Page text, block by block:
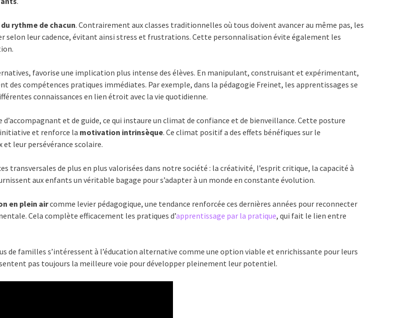
rythme de chacun. Contrairement aux classes traditionnelles où tous doivent avancer au même pas, les
leur cadence, évitant ainsi stress et frustrations. Cette personnalisation évite également les
favorise une implication plus intense des élèves. En manipulant, construisant et expérimentant,
compétences pratiques immédiates. Par exemple, dans la pédagogie Freinet, les apprentissages se
connaissances en lien étroit avec la vie quotidienne.
et de guide, ce qui instaure un climat de confiance et de bienveillance. Cette posture
et renforce la motivation intrinsèque. Ce climat positif a des effets bénéfiques sur le
leur persévérance scolaire.
transversales de plus en plus valorisées dans notre société : la créativité, l’esprit critique, la capacité à
aux enfants un véritable bagage pour s’adapter à un monde en constante évolution.
en plein aircomme levier pédagogique, une tendance renforcée ces dernières années pour reconnecter
Cela complète efficacement les pratiques d’apprentissage par la pratique, qui fait le lien entre
de familles s’intéressent à l’éducation alternative comme une option viable et enrichissante pour leurs
pas toujours la meilleure voie pour développer pleinement leur potentiel.